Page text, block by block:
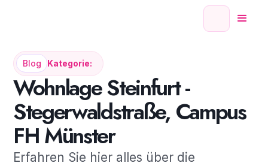
Blog Kategorie:
Wohnlage Steinfurt -
Stegerwaldstraße, Campus
FH Münster
Erfahren Sie hier alles über die